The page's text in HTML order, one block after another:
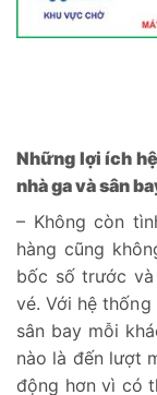
Những lợi ích
nhà ga và sân
– Không còn
hàng cũng
bốc số trước
vé. Với hệ
sân bay mỗi
nào là đến lượt
động hơn vì có